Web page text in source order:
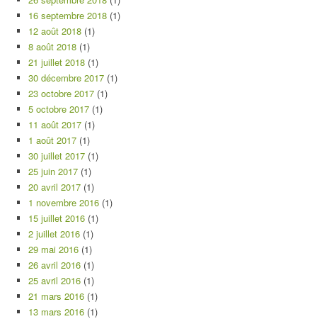
16 septembre 2018 (1)
12 août 2018 (1)
8 août 2018 (1)
21 juillet 2018 (1)
30 décembre 2017 (1)
23 octobre 2017 (1)
5 octobre 2017 (1)
11 août 2017 (1)
1 août 2017 (1)
30 juillet 2017 (1)
25 juin 2017 (1)
20 avril 2017 (1)
1 novembre 2016 (1)
15 juillet 2016 (1)
2 juillet 2016 (1)
29 mai 2016 (1)
26 avril 2016 (1)
25 avril 2016 (1)
21 mars 2016 (1)
13 mars 2016 (1)